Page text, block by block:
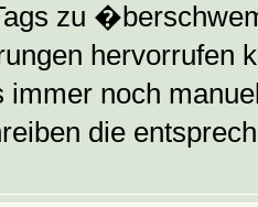
zu
hervorrufen
immer noch
die